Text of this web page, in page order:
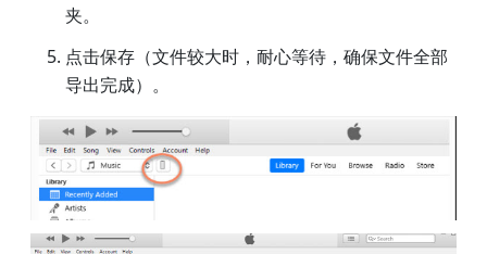
夹。
点击保存（文件较大时，耐心等待，确保文件全部
导出完成）。